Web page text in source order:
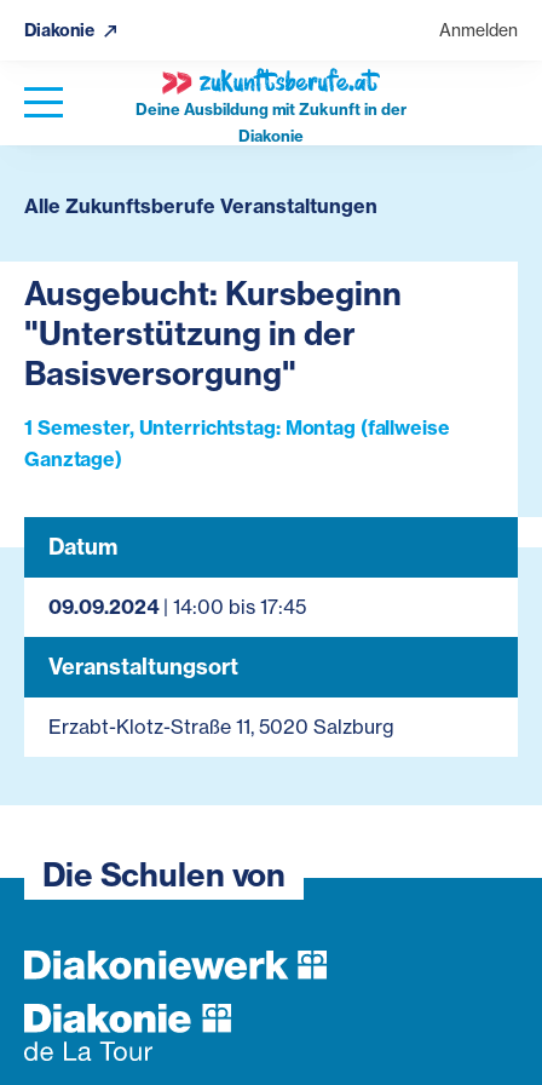
Diakonie Anmelden
Deine Ausbildung mit Zukunft in der
Diakonie
Alle Zukunftsberufe Veranstaltungen
Ausgebucht: Kursbeginn
"Unterstützung in der
Basisversorgung"
1 Semester, Unterrichtstag: Montag (fallweise
Ganztage)
Datum
09.09.2024| 14:00 bis 17:45
Veranstaltungsort
Erzabt-Klotz-Straße 11, 5020 Salzburg
Die Schulen von